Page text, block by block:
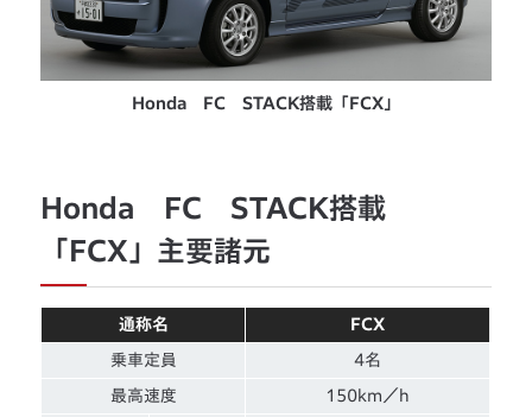
Honda FC STACK搭載「FCX」
Honda FC STACK搭載
「FCX」主要諸元
通称名 FCX
乗車定員 4名
最高速度 150km／h